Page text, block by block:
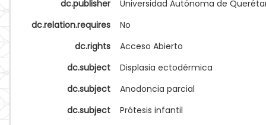
dc.publisher
Universidad Autónoma de
dc.relation.requires
No
dc.rights
Acceso Abierto
dc.subject
Displasia ectodérmica
dc.subject
Anodoncia parcial
dc.subject
Prótesis infantil